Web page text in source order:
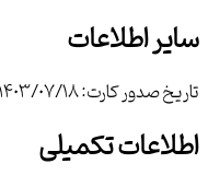
سایر اطلاعات
تاریخ صدور کارت:07/18
اطلاعات تکمیلی